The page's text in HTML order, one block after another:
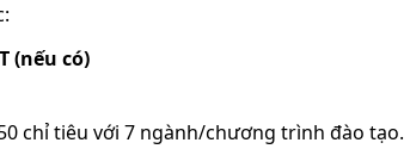
(nếu có)
chỉ tiêu với 7 ngành/chương trình đào tạo.